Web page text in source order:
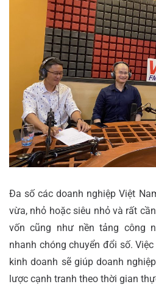
Đa số các doanh nghiệp Việt
vừa, nhỏ hoặc siêu nhỏ và rất
vốn cũng như nền tảng công
nhanh chóng chuyển đổi số.
kinh doanh sẽ giúp doanh
lược cạnh tranh theo thời gian